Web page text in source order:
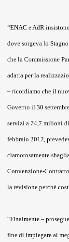
“ENAC e AdR
dove sorgeva lo
che la Commissione
adatta per la
– ricordiamo che il
Governo il 30
servizi a 74,7 milioni di
febbraio 2012,
clamorosamente
Convenzione-
la revisione perché
“Finalmente –
fine di impiegare al